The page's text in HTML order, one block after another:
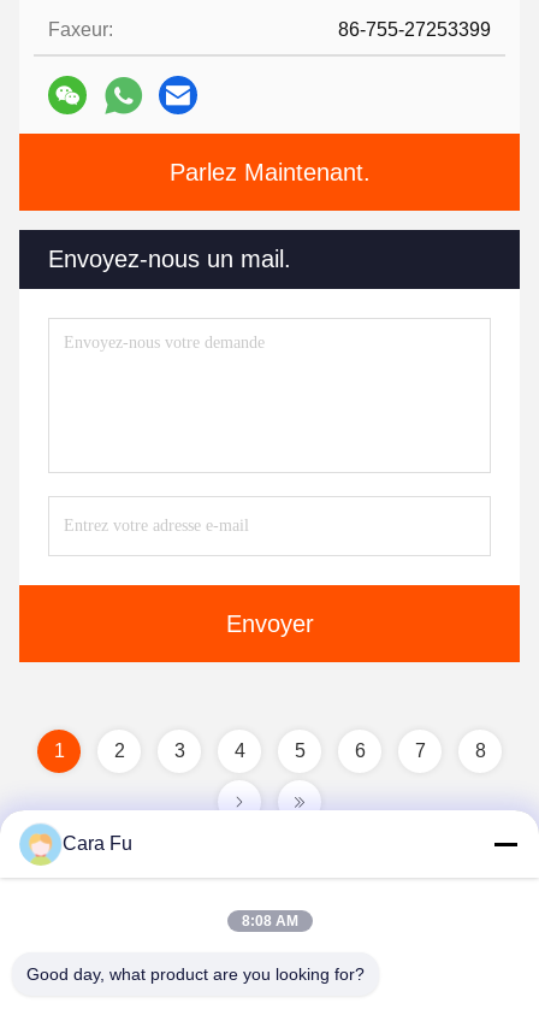
Faxeur: 86-755-27253399
Parlez Maintenant.
Envoyez-nous un mail.
Envoyer
1 2 3 4 5 6 7 8
Cara Fu
8:08 AM
Good day, what product are you looking for?